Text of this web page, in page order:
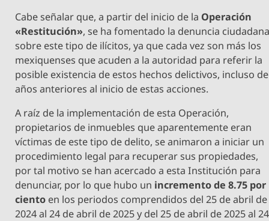
Cabe señalar que, a partir del inicio de la Operación
«Restitución», se ha fomentado la denuncia
sobre este tipo de ilícitos, ya que cada vez son más los
mexiquenses que acuden a la autoridad para referir la
posible existencia de estos hechos delictivos, incluso de
años anteriores al inicio de estas acciones.
A raíz de la implementación de esta Operación,
propietarios de inmuebles que aparentemente eran
víctimas de este tipo de delito, se animaron a iniciar un
procedimiento legal para recuperar sus propiedades,
por tal motivo se han acercado a esta Institución para
denunciar, por lo que hubo un incremento de 8.75 por
ciento en los periodos comprendidos del 25 de abril de
2024 al 24 de abril de 2025 y del 25 de abril de 2025 al 24